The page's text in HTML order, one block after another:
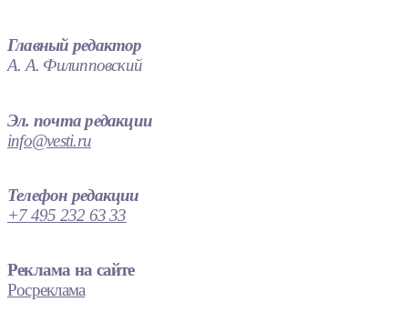
Главный редактор
А. А. Филипповский
Эл. почта редакции
info@vesti.ru
Телефон редакции
+7 495 232 63 33
Реклама на сайте
Росреклама